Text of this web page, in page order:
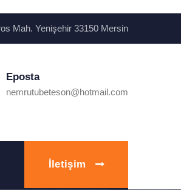
Mah. Yenişehir 33150 Mersin
Eposta
nemrutubeteson@hotmail.com
İletişim